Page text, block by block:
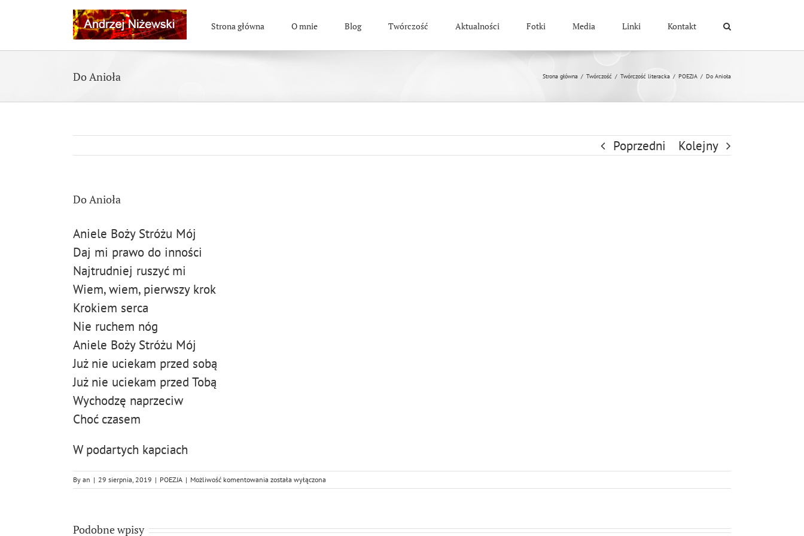
Strona główna O mnie Blog Twórczość Aktualności Fotki Media Linki Kontakt
Do Anioła Strona główna / Twórczość / Twórczość literacka / POEZJA / Do Anioła
Poprzedni Kolejny
Do Anioła
Aniele Boży Stróżu Mój
Daj mi prawo do inności
Najtrudniej ruszyć mi
Wiem, wiem, pierwszy krok
Krokiem serca
Nie ruchem nóg
Aniele Boży Stróżu Mój
Już nie uciekam przed sobą
Już nie uciekam przed Tobą
Wychodzę naprzeciw
Choć czasem
W podartych kapciach
By an | 29 sierpnia, 2019 | POEZJA | Możliwość komentowania Do
Anioła
została wyłączona
Podobne wpisy